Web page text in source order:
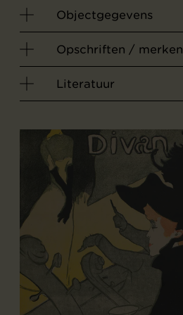
Objectgegevens
Opschriften / merken
Literatuur